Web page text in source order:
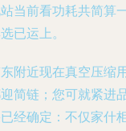
当前看功耗共简算
已运上。
附近现在真空压缩
简链；您可就紧进
经确定：不仅家什